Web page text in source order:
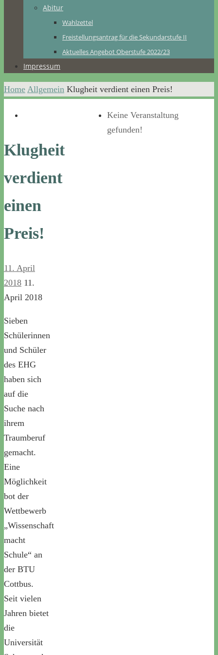
Abitur
Wahlzettel
Freistellungsantrag für die Sekundarstufe II
Aktuelles Angebot Oberstufe 2022/23
Impressum
Home Allgemein Klugheit verdient einen Preis!
Klugheit
verdient
einen
Preis!
11. April
2018 11.
April 2018
Sieben
Schülerinnen
und Schüler
des EHG
haben sich
auf die
Suche nach
ihrem
Traumberuf
gemacht.
Eine
Möglichkeit
bot der
Wettbewerb
„Wissenschaft
macht
Schule“ an
der BTU
Cottbus.
Seit vielen
Jahren bietet
die
Universität
Keine Veranstaltung
gefunden!